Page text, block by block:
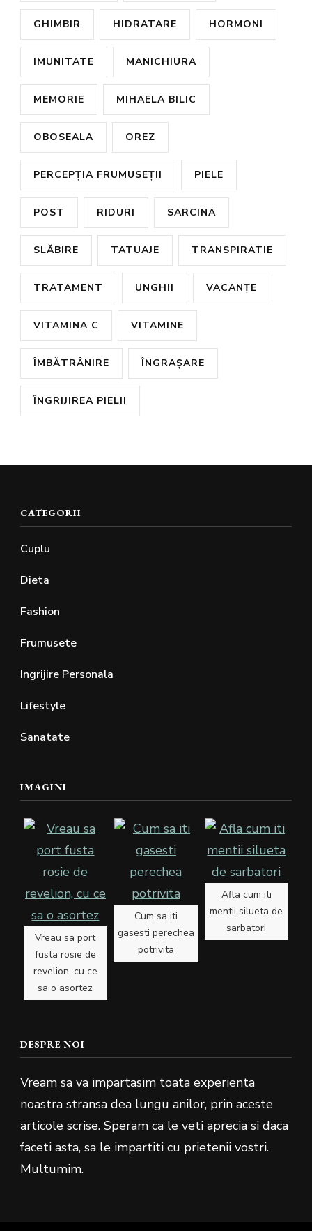
GHIMBIR HIDRATARE HORMONI
IMUNITATE MANICHIURA
MEMORIE MIHAELA BILIC
OBOSEALA OREZ
PERCEPȚIA FRUMUSEȚII PIELE
POST RIDURI SARCINA
SLĂBIRE TATUAJE TRANSPIRATIE
TRATAMENT UNGHII VACANȚE
VITAMINA C VITAMINE
ÎMBĂTRÂNIRE ÎNGRAȘARE
ÎNGRIJIREA PIELII
CATEGORII
Cuplu
Dieta
Fashion
Frumusete
Ingrijire Personala
Lifestyle
Sanatate
IMAGINI
Vreau sa port
fusta rosie de
revelion, cu ce
sa o asortez
Cum sa iti
gasesti perechea
potrivita
Afla cum iti
mentii silueta de
sarbatori
DESPRE NOI
Vream sa va impartasim toata experienta
noastra stransa dea lungu anilor, prin aceste
articole scrise. Speram ca le veti aprecia si daca
faceti asta, sa le impartiti cu prietenii vostri.
Multumim.